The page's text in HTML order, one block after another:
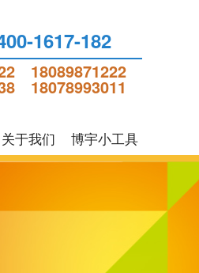
1617-182
18089871222
18078993011
关于我们 博宇小工具